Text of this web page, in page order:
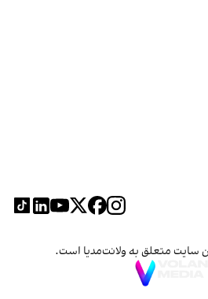
سایت متعلق به ولانت‌مدیا است.